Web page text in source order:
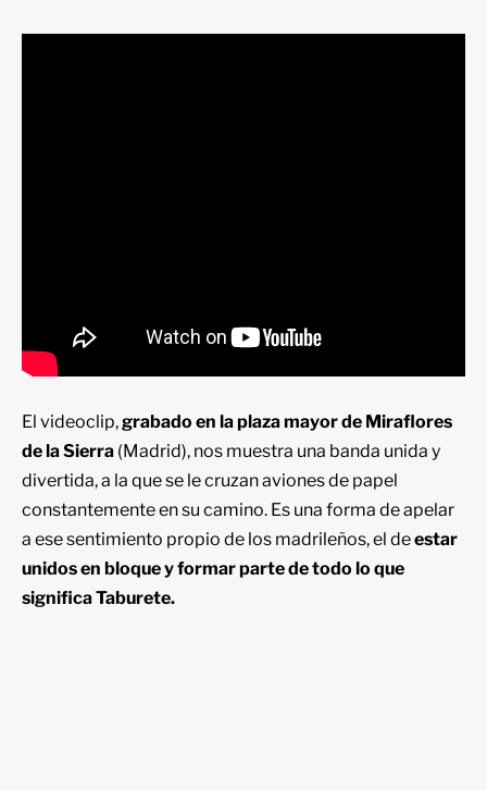
El videoclip,grabado en la plaza mayor de Miraflores
de la Sierra (Madrid), nos muestra una banda unida y
divertida, a la que se le cruzan aviones de papel
constantemente en su camino. Es una forma de apelar
a ese sentimiento propio de los madrileños, el deestar
unidos en bloque y formar parte de todo lo que
significaTaburete.